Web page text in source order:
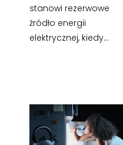
stanowi rezerwowe
źródło energii
elektrycznej, kiedy...